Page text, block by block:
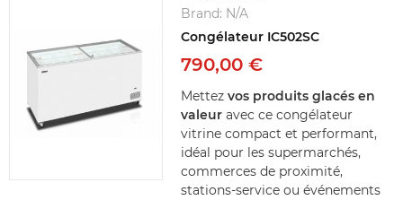
Brand: N/A
Congélateur IC502SC
790,00 €
Mettezvos produits glacés en
valeur avec ce congélateur
vitrine compact et performant,
idéal pour les supermarchés,
commerces de proximité,
stations-service ou événements